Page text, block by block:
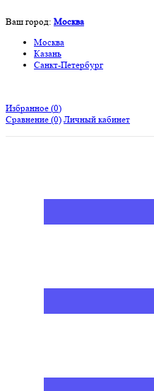
Ваш город: Москва
Москва
Казань
Санкт-Петербург
Избранное (0)
Сравнение (0) Личный кабинет